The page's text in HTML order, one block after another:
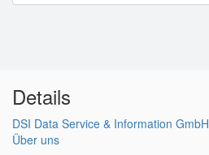
Details
DSI Data Service & Information GmbH
Über uns